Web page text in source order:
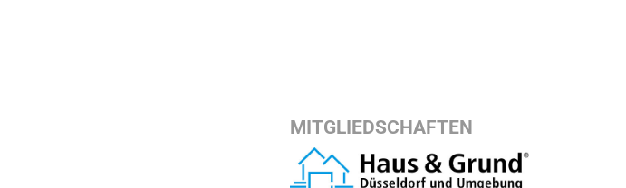
MITGLIEDSCHAFTEN